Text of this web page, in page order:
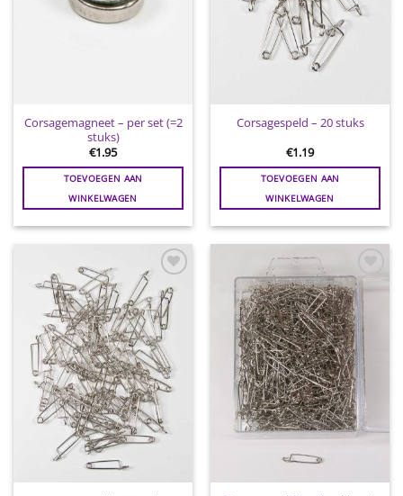
Corsagemagneet – per set (=2
stuks)
€1.95
TOEVOEGEN AAN
WINKELWAGEN
Corsagespeld – 20 stuks
€1.19
TOEVOEGEN AAN
WINKELWAGEN
Toevoegen
aan
wenslijst
Toevoegen
aan
wenslijst